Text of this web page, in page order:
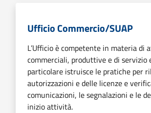
Ufficio Commercio/SUAP
L’Ufficio è competente in materia di
commerciali, produttive e di servizio
particolare istruisce le pratiche per
autorizzazioni e delle licenze e
comunicazioni, le segnalazioni e le
inizio attività.